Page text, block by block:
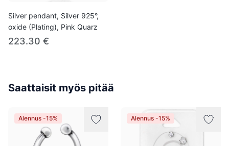
Silver pendant, Silver 925°,
oxide (Plating), Pink Quarz
223.30 €
Saattaisit myös pitää
Alennus -15% Alennus -15%